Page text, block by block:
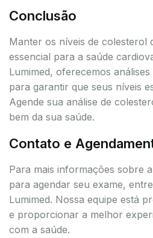
Conclusão
Manter os níveis de colesterol
essencial para a saúde
Lumimed, oferecemos
para garantir que seus níveis
Agende sua análise de
bem da sua saúde.
Contato e
Para mais informações sobre
para agendar seu exame,
Lumimed. Nossa equipe está
e proporcionar a melhor
com a saúde.